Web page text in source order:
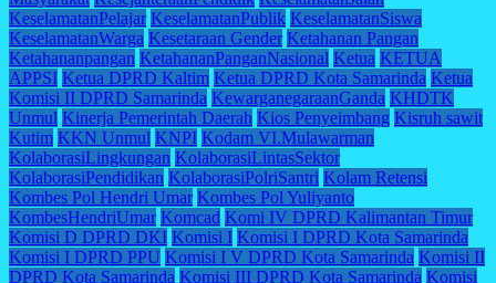
KeselamatanPelajar KeselamatanPublik KeselamatanSiswa
KeselamatanWarga Kesetaraan Gender Ketahanan Pangan
Ketahananpangan KetahananPanganNasional Ketua KETUA
APPSI Ketua DPRD Kaltim Ketua DPRD Kota Samarinda Ketua
Komisi II DPRD Samarinda KewarganegaraanGanda KHDTK
Unmul Kinerja Pemerintah Daerah Kios Penyeimbang Kisruh sawit
Kutim KKN Unmul KNPI Kodam VI.Mulawarman
KolaborasiLingkungan KolaborasiLintasSektor
KolaborasiPendidikan KolaborasiPolriSantri Kolam Retensi
Kombes Pol Hendri Umar Kombes Pol Yuliyanto
KombesHendriUmar Komcad Komi IV DPRD Kalimantan Timur
Komisi D DPRD DKI Komisi I Komisi I DPRD Kota Samarinda
Komisi I DPRD PPU Komisi I V DPRD Kota Samarinda Komisi II
DPRD Kota Samarinda Komisi III DPRD Kota Samarinda Komisi